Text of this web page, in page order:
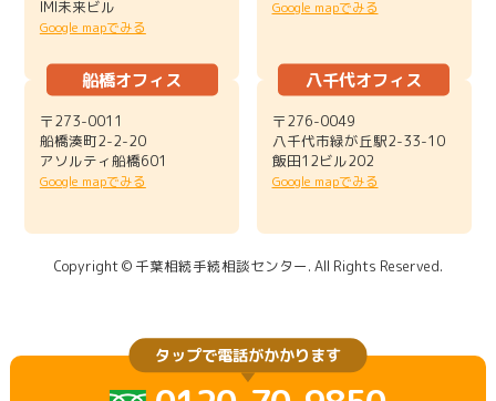
IMI未来ビル
Google mapでみる
Google mapでみる
船橋オフィス
〒273-0011
船橋湊町2-2-20
アソルティ船橋601
Google mapでみる
八千代オフィス
〒276-0049
八千代市緑が丘駅2-33-10
飯田12ビル202
Google mapでみる
Copyright © 千葉相続手続相談センター. All Rights Reserved.
タップで電話がかかります